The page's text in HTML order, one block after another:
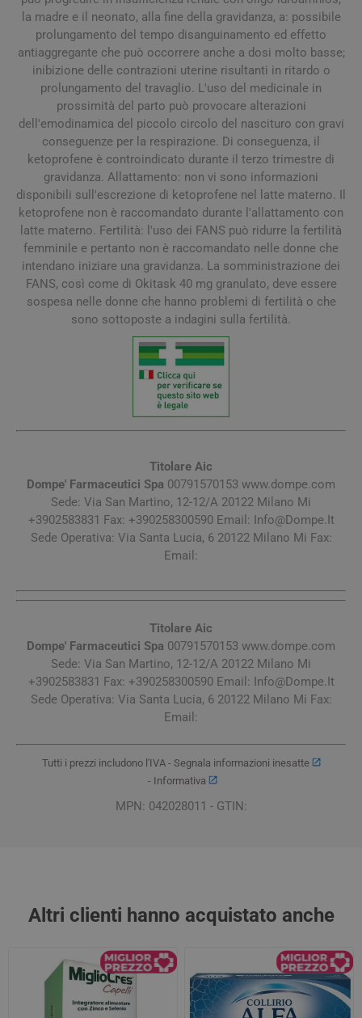
la madre e il neonato, alla fine della gravidanza, a: possibile
prolungamento del tempo disanguinamento ed effetto
antiaggregante che può occorrere anche a dosi molto basse;
inibizione delle contrazioni uterine risultanti in ritardo o
prolungamento del travaglio. L'uso del medicinale in
prossimità del parto può provocare alterazioni
dell'emodinamica del piccolo circolo del nascituro con gravi
conseguenze per la respirazione. Di conseguenza, il
ketoprofene è controindicato durante il terzo trimestre di
gravidanza. Allattamento: non vi sono informazioni
disponibili sull'escrezione di ketoprofene nel latte materno. Il
ketoprofene non è raccomandato durante l'allattamento con
latte materno. Fertilità: l'uso dei FANS può ridurre la fertilità
femminile e pertanto non è raccomandato nelle donne che
intendano iniziare una gravidanza. La somministrazione dei
FANS, così come di Okitask 40 mg granulato, deve essere
sospesa nelle donne che hanno problemi di fertilità o che
sono sottoposte a indagini sulla fertilità.
Titolare Aic
Dompe' Farmaceutici Spa 00791570153 www.dompe.com
Sede: Via San Martino, 12-12/A 20122 Milano Mi
+3902583831 Fax: +390258300590 Email: Info@Dompe.It
Sede Operativa: Via Santa Lucia, 6 20122 Milano Mi Fax:
Email:
Titolare Aic
Dompe' Farmaceutici Spa 00791570153 www.dompe.com
Sede: Via San Martino, 12-12/A 20122 Milano Mi
+3902583831 Fax: +390258300590 Email: Info@Dompe.It
Sede Operativa: Via Santa Lucia, 6 20122 Milano Mi Fax:
Email:
Tutti i prezzi includono l'IVA - Segnala informazioni inesatte
- Informativa
MPN: 042028011 - GTIN:
Altri clienti hanno acquistato anche